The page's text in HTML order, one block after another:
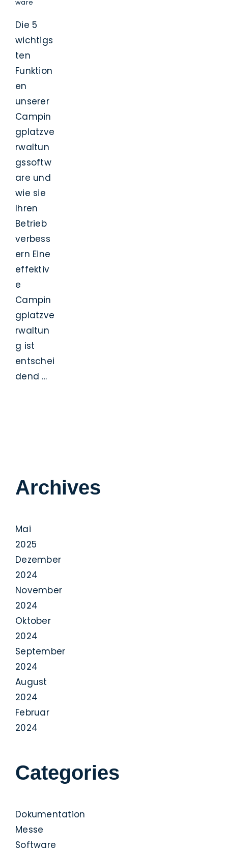
ware
Die 5
wichtigs
ten
Funktion
en
unserer
Campin
gplatzve
rwaltun
gssoftw
are und
wie sie
Ihren
Betrieb
verbess
ern Eine
effektiv
e
Campin
gplatzve
rwaltun
g ist
entschei
dend ...
Archives
Mai
2025
Dezember
2024
November
2024
Oktober
2024
September
2024
August
2024
Februar
2024
Categories
Dokumentation
Messe
Software